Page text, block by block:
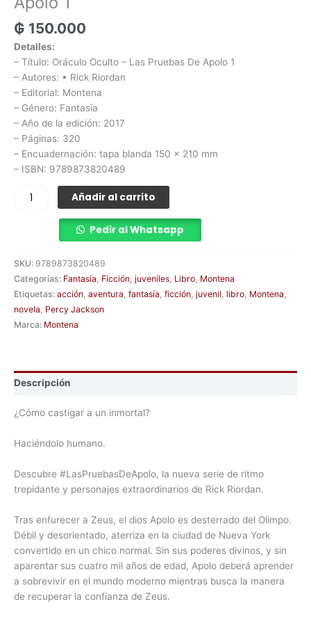
₲ 150.000
Detalles:
– Título: Oráculo Oculto – Las Pruebas De Apolo 1
– Autores: • Rick Riordan
– Editorial: Montena
– Género: Fantasía
– Año de la edición: 2017
– Páginas: 320
– Encuadernación: tapa blanda 150 x 210 mm
– ISBN: 9789873820489
Añadir al carrito
Pedir al Whatsapp
SKU: 9789873820489
Categorías: Fantasía Ficción juveniles Libro Montena
Etiquetas: acción aventura fantasía ficción juvenil libro Montena
novela Percy Jackson
Marca: Montena
Descripción
¿Cómo castigar a un inmortal?
Haciéndolo humano.
Descubre #LasPruebasDeApolo, la nueva serie de ritmo
trepidante y personajes extraordinarios de Rick Riordan.
Tras enfurecer a Zeus, el dios Apolo es desterrado del Olimpo.
Débil y desorientado, aterriza en la ciudad de Nueva York
convertido en un chico normal. Sin sus poderes divinos, y sin
aparentar sus cuatro mil años de edad, Apolo deberá aprender
a sobrevivir en el mundo moderno mientras busca la manera
de recuperar la confianza de Zeus.